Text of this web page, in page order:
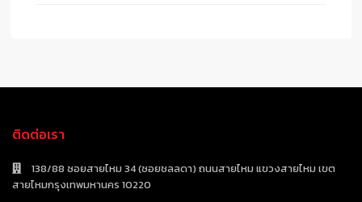
ติดต่อเรา
138/88 ซอยสายไหม 34 (ซอยชลลดา) ถนนสายไหม แขวงสายไหม เขต
สายไหมกรุงเทพมหานคร 10220